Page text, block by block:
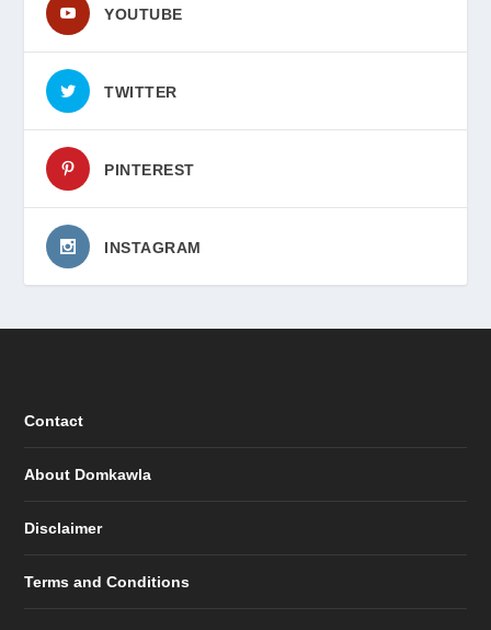
YOUTUBE
TWITTER
PINTEREST
INSTAGRAM
Contact
About Domkawla
Disclaimer
Terms and Conditions